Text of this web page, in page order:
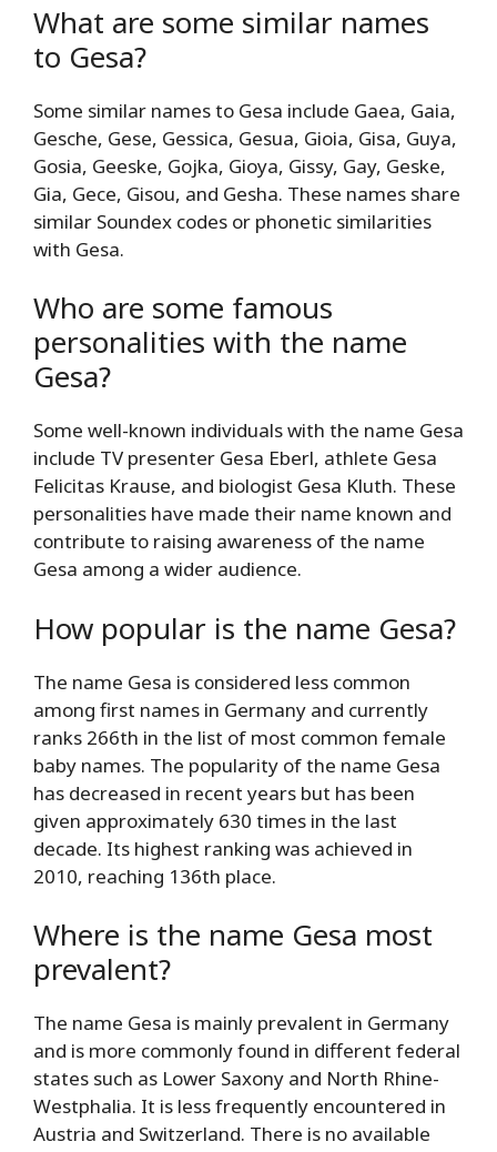
What are some similar names
to Gesa?
Some similar names to Gesa include Gaea, Gaia,
Gesche, Gese, Gessica, Gesua, Gioia, Gisa, Guya,
Gosia, Geeske, Gojka, Gioya, Gissy, Gay, Geske,
Gia, Gece, Gisou, and Gesha. These names share
similar Soundex codes or phonetic similarities
with Gesa.
Who are some famous
personalities with the name
Gesa?
Some well-known individuals with the name Gesa
include TV presenter Gesa Eberl, athlete Gesa
Felicitas Krause, and biologist Gesa Kluth. These
personalities have made their name known and
contribute to raising awareness of the name
Gesa among a wider audience.
How popular is the name Gesa?
The name Gesa is considered less common
among first names in Germany and currently
ranks 266th in the list of most common female
baby names. The popularity of the name Gesa
has decreased in recent years but has been
given approximately 630 times in the last
decade. Its highest ranking was achieved in
2010, reaching 136th place.
Where is the name Gesa most
prevalent?
The name Gesa is mainly prevalent in Germany
and is more commonly found in different federal
states such as Lower Saxony and North Rhine-
Westphalia. It is less frequently encountered in
Austria and Switzerland. There is no available